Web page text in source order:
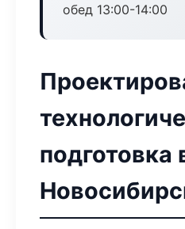
обед 13:00-14:00
подготовка